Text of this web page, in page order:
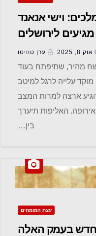
וישי אנאנד
לירושלים
אוק 8, 2025 ערן טוויטו
מהיר, שתיפתח בעוד
עלייה לרגל למיטב
ארצה למרות המצב
האליפות תיערך
בין…
עצת המומחים
חדש בעמק האלה